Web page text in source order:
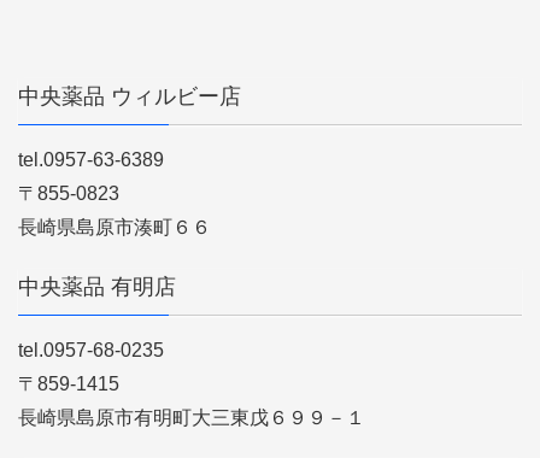
中央薬品 ウィルビー店
tel.0957-63-6389
〒855-0823
長崎県島原市湊町６６
中央薬品 有明店
tel.0957-68-0235
〒859-1415
長崎県島原市有明町大三東戊６９９－１